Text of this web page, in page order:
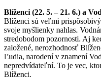
Blíženci (22. 5. – 21. 6.) a
Blíženci sú veľmi
svoje myšlienky nahlas.
stredobodom pozornosti. Aj
založené, nerozhodnosť
Ľudia, narodení v znamení
nepredvídateľní. To je vec,
Blíženci.